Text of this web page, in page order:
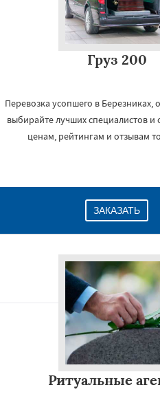
Груз 200
Перевозка усопшего в Березниках,
выбирайте лучших специалистов и
ценам, рейтингам и отзывам
ЗАКАЗАТЬ
Ритуальные